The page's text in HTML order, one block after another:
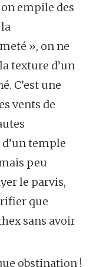
empile des
», on ne
texture d’un
C’est une
vents de
temple
peu
le parvis,
que
sans avoir
obstination !